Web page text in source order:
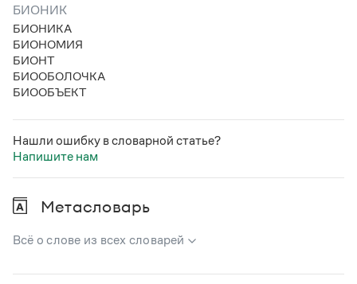
Правила русского языка: от азов до тонкостей
Интерактивные упражнения: от простого к сложному
Скороговорки
Словари
Научпоп
БИОНИК
БИОНИКА
БИОНОМИЯ
БИОНТ
БИООБОЛОЧКА
БИООБЪЕКТ
Нашли ошибку в словарной статье?
Напишите нам
Метасловарь
Всё о слове из всех словарей
В метасловаре Грамоты в удобном виде собрана вся